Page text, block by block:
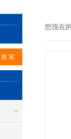
您现在